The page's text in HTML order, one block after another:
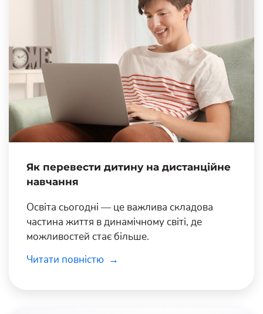
Як перевести дитину на дистанційне
навчання
Освіта сьогодні — це важлива складова
частина життя в динамічному світі, де
можливостей стає більше.
Читати повністю